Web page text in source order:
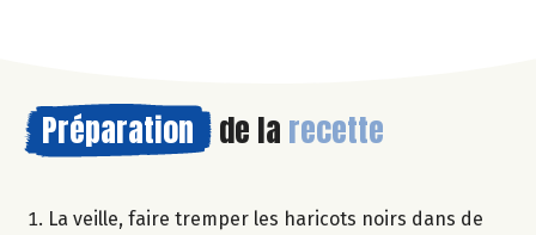
Préparation de la recette
La veille, faire tremper les haricots noirs dans de